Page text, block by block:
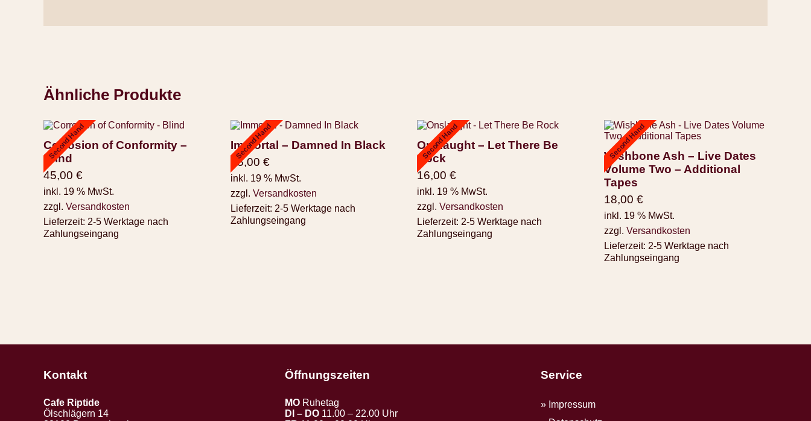
Ähnliche Produkte
Second Hand
Corrosion of Conformity –
Blind
45,00 €
inkl. 19 % MwSt.
zzgl. Versandkosten
Lieferzeit: 2-5 Werktage nach
Zahlungseingang
Second Hand
Immortal – Damned In Black
45,00 €
inkl. 19 % MwSt.
zzgl. Versandkosten
Lieferzeit: 2-5 Werktage nach
Zahlungseingang
Second Hand
Onslaught – Let There Be
Rock
16,00€
inkl. 19 % MwSt.
zzgl.Versandkosten
Lieferzeit: 2-5 Werktage nach
Zahlungseingang
Second Hand
Wishbone Ash – Live Dates
Volume Two – Additional
Tapes
18,00 €
inkl. 19 % MwSt.
zzgl. Versandkosten
Lieferzeit: 2-5 Werktage nach
Zahlungseingang
Kontakt
Cafe Riptide
Ölschlägern 14
Öffnungszeiten
MO Ruhetag
DI – DO 11.00 – 22.00 Uhr
Service
Impressum